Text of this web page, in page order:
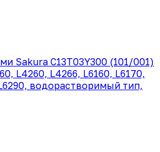
Sakura C13T03Y300 (101/001)
L4260, L4266, L6160, L6170,
водорастворимый тип,